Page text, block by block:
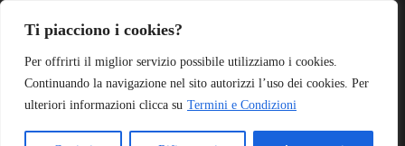
Ti piacciono i cookies?
Per offrirti il miglior servizio possibile utilizziamo i cookies.
Continuando la navigazione nel sito autorizzi l’uso dei cookies. Per
ulteriori informazioni clicca su Termini e Condizioni